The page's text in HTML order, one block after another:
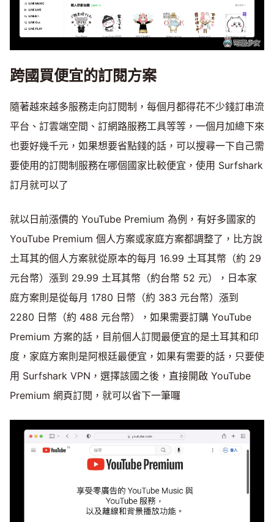
跨國買便宜的訂閱方案
隨著越來越多服務走向訂閱制，每個月都得花不少錢訂串流
平台、訂雲端空間、訂網路服務工具等等，一個月加總下來
也要好幾千元，如果想要省點錢的話，可以搜尋一下自己需
要使用的訂閱制服務在哪個國家比較便宜，使用 Surfshark
訂月就可以了
就以日前漲價的 YouTube Premium 為例，有好多國家的
YouTube Premium 個人方案或家庭方案都調整了，比方說
土耳其的個人方案就從原本的每月 16.99 土耳其幣（約 29
元台幣）漲到 29.99 土耳其幣（約台幣 52 元），日本家
庭方案則是從每月 1780 日幣（約 383 元台幣）漲到
2280 日幣（約 488 元台幣），如果需要訂購 YouTube
Premium 方案的話，目前個人訂閱最便宜的是土耳其和印
度，家庭方案則是阿根廷最便宜，如果有需要的話，只要使
用 Surfshark VPN，選擇該國之後，直接開啟 YouTube
Premium 網頁訂閱，就可以省下一筆囉